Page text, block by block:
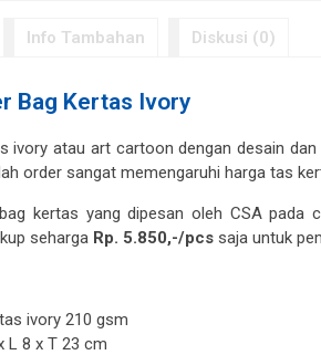
Info Tambahan Diskusi (0)
Bag Kertas Ivory
ivory atau art cartoon dengan desain
order sangat memengaruhi harga tas
kertas yang dipesan oleh CSA pada
seharga Rp. 5.850,-/pcs saja untuk
ivory 210 gsm
L 8 x T 23 cm